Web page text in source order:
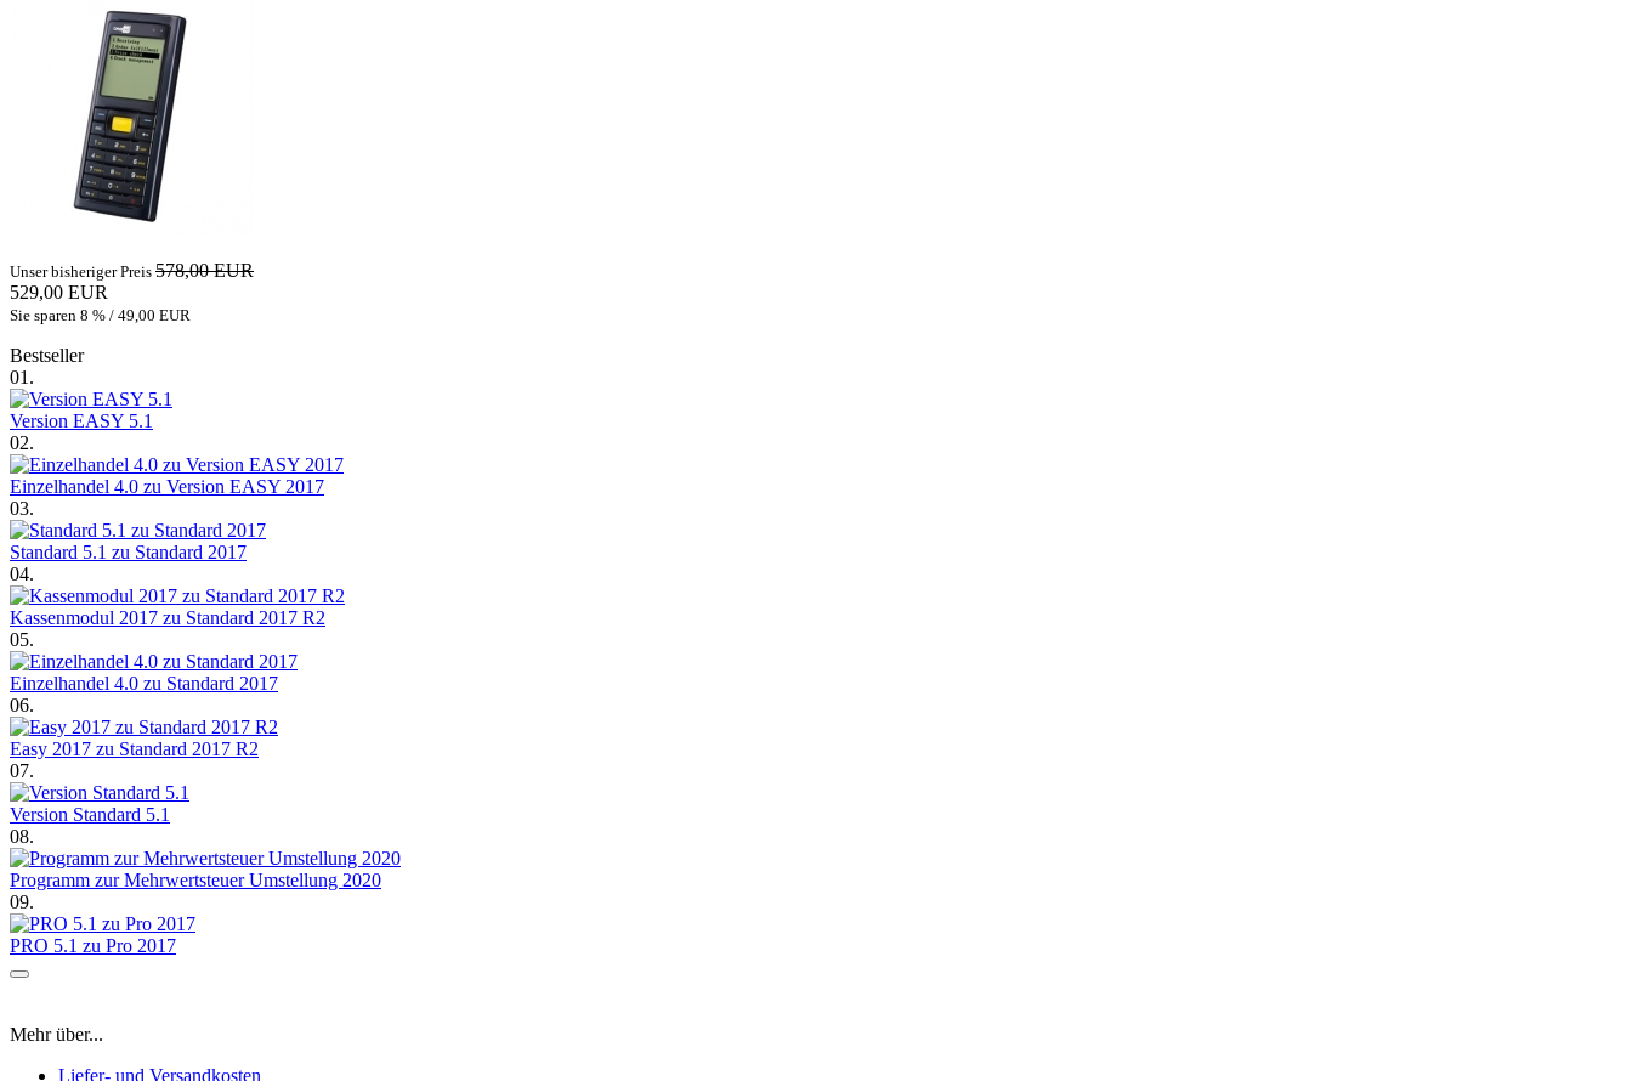
Unser bisheriger Preis 578,00 EUR
529,00 EUR
Sie sparen 8 % / 49,00 EUR
Bestseller
01.
Version EASY 5.1
02.
Einzelhandel 4.0 zu Version EASY 2017
03.
Standard 5.1 zu Standard 2017
04.
Kassenmodul 2017 zu Standard 2017 R2
05.
Einzelhandel 4.0 zu Standard 2017
06.
Easy 2017 zu Standard 2017 R2
07.
Version Standard 5.1
08.
Programm zur Mehrwertsteuer Umstellung 2020
09.
PRO 5.1 zu Pro 2017
Mehr über...
Liefer- und Versandkosten